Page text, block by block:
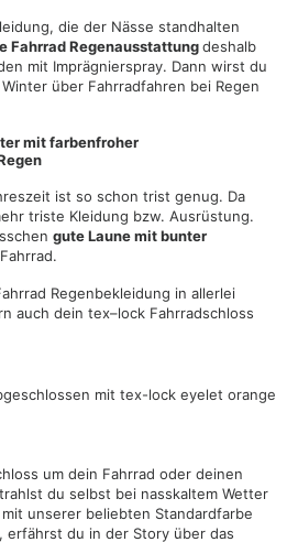
die der Nässe standhalten
Fahrrad Regenausstattungdeshalb
mit Imprägnierspray. Dann wirst du
über Fahrradfahren bei Regen
mit farbenfroher
ist so schon trist genug. Da
triste Kleidung bzw. Ausrüstung.
gute Laune mit bunter
Regenbekleidung in allerlei
auch dein tex–lock Fahrradschloss
um dein Fahrrad oder deinen
du selbst bei nasskaltem Wetter
unserer beliebten Standardfarbe
erfährst du in der Story über das